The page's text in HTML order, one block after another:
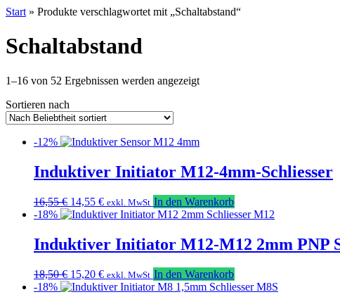
Start » Produkte verschlagwortet mit „Schaltabstand“
Schaltabstand
1–16 von 52 Ergebnissen werden angezeigtNach
Sortieren nach
-12%
Induktiver Initiator M12-4mm-Schliesser
16,55€ Ursprünglicher
Preis
16,55 €
14,55 €Aktueller
Preis
14,55 €.
exkl. MwSt In den Warenkorb
-18%
Induktiver Initiator M12-M12 2mm PNP
18,50€ Ursprünglicher
Preis
15,20 €Aktueller
Preis
exkl. MwSt In den Warenkorb
-18%